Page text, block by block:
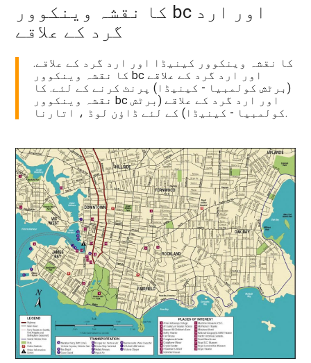
کا نقشہ وینکوور bc اور ارد
گرد کے علاقے
کا نقشہ وینکوور کینیڈا اور ارد گرد کے علاقے.
کا نقشہ وینکوور bc اور ارد گرد کے علاقے
(برٹش کولمبیا - کینیڈا) پرنٹ کرنے کے لئے. کا
نقشہ وینکوور bc اور ارد گرد کے علاقے (برٹش
کولمبیا - کینیڈا) کے لئے ڈاؤن لوڈ ، اتارنا.